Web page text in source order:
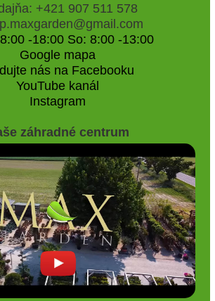
+421 907 511 578
-18:00 So: 8:00 -13:00
Google mapa
nás na Facebooku
YouTube kanál
Instagram
záhradné centrum